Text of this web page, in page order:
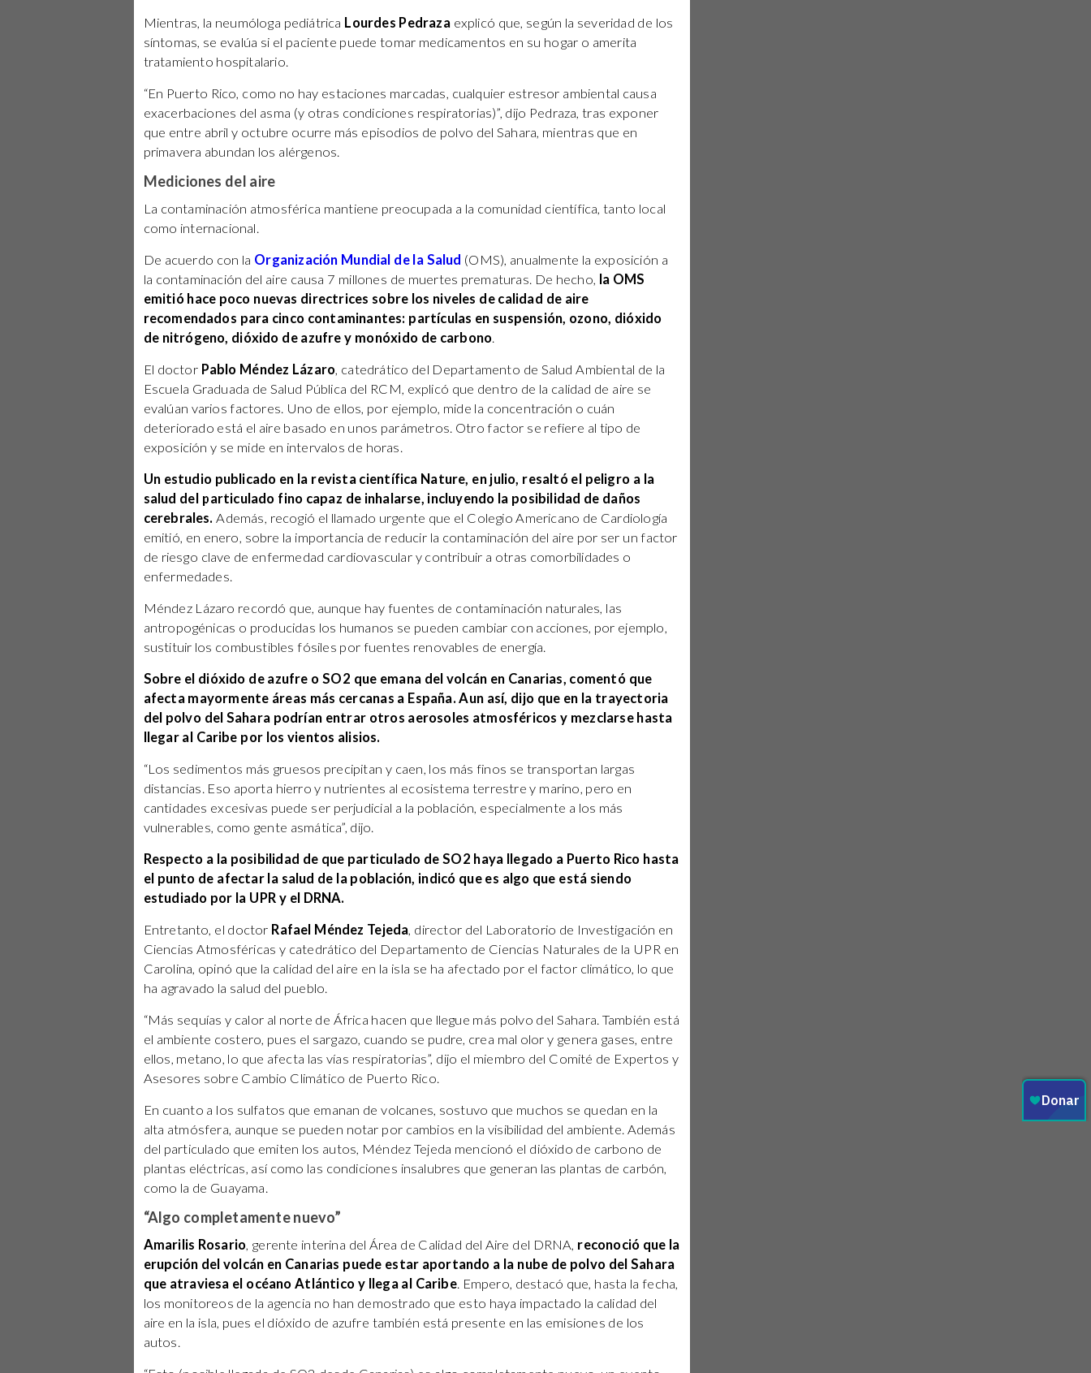
Mientras, la neumóloga pediátrica Lourdes Pedrazaexplicó que, según la severidad de los
síntomas, se evalúa si el paciente puede tomar medicamentos en su hogar o amerita
tratamiento hospitalario.
“En Puerto Rico, como no hay estaciones marcadas, cualquier estresor ambiental causa
exacerbaciones del asma (y otras condiciones respiratorias)”, dijo Pedraza, tras exponer
que entre abril y octubre ocurre más episodios de polvo del Sahara, mientras que en
primavera abundan los alérgenos.
Mediciones del aire
La contaminación atmosférica mantiene preocupada a la comunidad científica, tanto local
como internacional.
De acuerdo con la Organización Mundial de la Salud (OMS), anualmente la exposición a
la contaminación del aire causa 7 millones de muertes prematuras. De hecho, la OMS
emitió hace poco nuevas directrices sobre los niveles de calidad de aire
recomendados para cinco contaminantes: partículas en suspensión, ozono, dióxido
de nitrógeno, dióxido de azufre y monóxido de carbono.
El doctor Pablo Méndez Lázaro, catedrático del Departamento de Salud Ambiental de la
Escuela Graduada de Salud Pública del RCM, explicó que dentro de la calidad de aire se
evalúan varios factores. Uno de ellos, por ejemplo, mide la concentración o cuán
deteriorado está el aire basado en unos parámetros. Otro factor se refiere al tipo de
exposición y se mide en intervalos de horas.
Un estudio publicado en la revista científica Nature, en julio, resaltó el peligro a la
salud del particulado fino capaz de inhalarse, incluyendo la posibilidad de daños
cerebrales. Además, recogió el llamado urgente que el Colegio Americano de Cardiología
emitió, en enero, sobre la importancia de reducir la contaminación del aire por ser un factor
de riesgo clave de enfermedad cardiovascular y contribuir a otras comorbilidades o
enfermedades.
Méndez Lázaro recordó que, aunque hay fuentes de contaminación naturales, las
antropogénicas o producidas los humanos se pueden cambiar con acciones, por ejemplo,
sustituir los combustibles fósiles por fuentes renovables de energía.
Sobre el dióxido de azufre o SO2 que emana del volcán en Canarias, comentó que
afecta mayormente áreas más cercanas a España. Aun así, dijo que en la trayectoria
del polvo del Sahara podrían entrar otros aerosoles atmosféricos y mezclarse hasta
llegar al Caribe por los vientos alisios.
“Los sedimentos más gruesos precipitan y caen, los más finos se transportan largas
distancias. Eso aporta hierro y nutrientes al ecosistema terrestre y marino, pero en
cantidades excesivas puede ser perjudicial a la población, especialmente a los más
vulnerables, como gente asmática”, dijo.
Respecto a la posibilidad de que particulado de SO2 haya llegado a Puerto Rico hasta
el punto de afectar la salud de la población, indicó que es algo que está siendo
estudiado por la UPR y el DRNA.
Entretanto, el doctor Rafael Méndez Tejeda, director del Laboratorio de Investigación en
Ciencias Atmosféricas y catedrático del Departamento de Ciencias Naturales de la UPR en
Carolina, opinó que la calidad del aire en la isla se ha afectado por el factor climático, lo que
ha agravado la salud del pueblo.
“Más sequías y calor al norte de África hacen que llegue más polvo del Sahara. También está
el ambiente costero, pues el sargazo, cuando se pudre, crea mal olor y genera gases, entre
ellos, metano, lo que afecta las vías respiratorias”, dijo el miembro del Comité de Expertos y
Asesores sobre Cambio Climático de Puerto Rico.
En cuanto a los sulfatos que emanan de volcanes, sostuvo que muchos se quedan en la
alta atmósfera, aunque se pueden notar por cambios en la visibilidad del ambiente. Además
del particulado que emiten los autos, Méndez Tejeda mencionó el dióxido de carbono de
plantas eléctricas, así como las condiciones insalubres que generan las plantas de carbón,
como la de Guayama.
“Algo completamente nuevo”
Amarilis Rosario, gerente interina del Área de Calidad del Aire del DRNA, reconoció que la
erupción del volcán en Canarias puede estar aportando a la nube de polvo del Sahara
que atraviesa el océano Atlántico y llega al Caribe. Empero, destacó que, hasta la fecha,
los monitoreos de la agencia no han demostrado que esto haya impactado la calidad del
aire en la isla, pues el dióxido de azufre también está presente en las emisiones de los
autos.